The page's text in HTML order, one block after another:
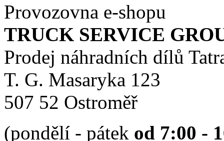
Provozovna e-shopu
TRUCK SERVICE
Prodej náhradních dílů
T. G. Masaryka 123
507 52 Ostroměř
(pondělí - pátek od 7:00 -